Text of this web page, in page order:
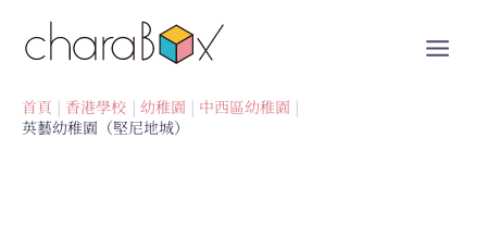
首頁 香港學校 幼稚園
中西區幼稚園
英藝幼稚園（堅尼地城）